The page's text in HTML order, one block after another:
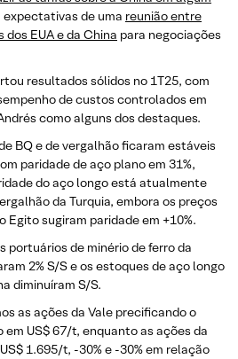
expectativas de uma reunião entre
EUA e da China para negociações
resultados sólidos no 1T25, com
de custos controlados em
como alguns dos destaques.
BQ e de vergalhão ficaram estáveis
paridade de aço plano em 31%,
do aço longo está atualmente
da Turquia, embora os preços
Egito sugiram paridade em +10%.
portuários de minério de ferro da
2% S/S e os estoques de aço longo
diminuíram S/S.
as ações da Vale precificando o
em US$ 67/t, enquanto as ações da
1.695/t, -30% e -30% em relação